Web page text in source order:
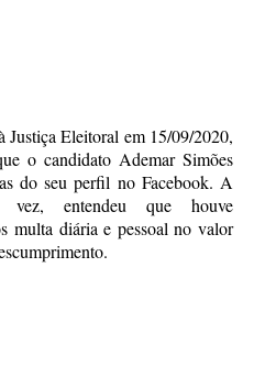
Justiça Eleitoral em 15/09/2020,
o candidato Ademar Simões
do seu perfil no Facebook. A
entendeu que houve
multa diária e pessoal no valor